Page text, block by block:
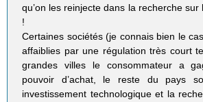
qu’on les reinjecte dans la recherche sur
!
Certaines sociétés (je connais bien le
affaiblies par une régulation très court
grandes villes le consommateur a
pouvoir d’achat, le reste du pays
investissement technologique et la